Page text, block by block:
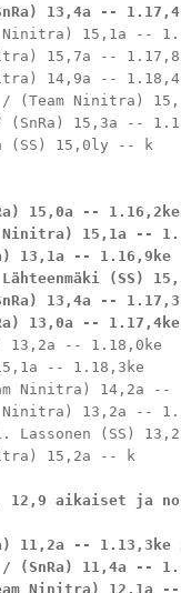
13,4a --
Ninitra) 15,1a --
15,7a --
14,9a --
(Team Ninitra)
(SnRa) 15,3a --
(SS) 15,0ly -- k
15,0a -- 1.16,2ke
Ninitra) 15,1a --
13,1a -- 1.16,9ke
(SS)
13,4a --
13,0a --
13,2a -- 1.18,0ke
-- 1.18,3ke
Ninitra) 14,2a --
Ninitra) 13,2a --
Lassonen (SS)
15,2a -- k
12,9 aikaiset ja
11,2a -- 1.13,3ke
11,4a --
Ninitra) 12,1a --